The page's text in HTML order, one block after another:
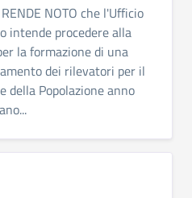
NOTO che l'Ufficio
intende procedere alla
la formazione di una
dei rilevatori per il
della Popolazione anno